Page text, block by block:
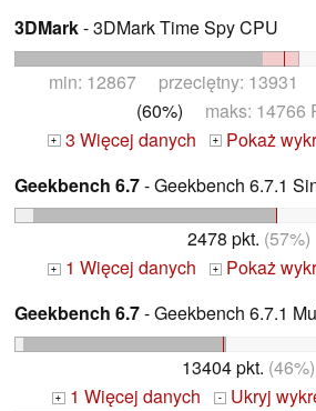
3DMark- 3DMark Time Spy CPU
min: 12867 przeciętny: 13931
(60%) maks: 14766
+ 3 Więcej danych +
Pokaż
Geekbench 6.7- Geekbench 6.7.1
2478 pkt. (57%)
+ 1 Więcej danych +
Pokaż
Geekbench 6.7- Geekbench 6.7.1
13404 pkt. (46%)
+ 1 Więcej danych - Ukryj